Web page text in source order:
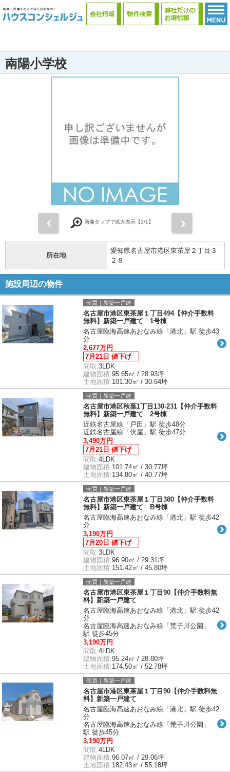
南陽小学校
画像タップで拡大表示【1/1】
所在地
愛知県名古屋市港区東茶屋２丁目３
２８
施設周辺の物件
売買｜新築一戸建
名古屋市港区東茶屋１丁目494【仲介手数料
無料】新築一戸建て 1号棟
名古屋臨海高速あおなみ線「港北」駅 徒歩43
分
2,677万円
7月21日 値下げ
間取:3LDK
建物面積:95.65㎡ / 28.93坪
土地面積:101.30㎡ / 30.64坪
売買｜新築一戸建
名古屋市港区秋葉1丁目130-231【仲介手数料
無料】新築一戸建て 2号棟
近鉄名古屋線「戸田」駅 徒歩48分
近鉄名古屋線「伏屋」駅 徒歩47分
3,490万円
7月21日 値下げ
間取:4LDK
建物面積:101.74㎡ / 30.77坪
土地面積:134.80㎡ / 40.77坪
売買｜新築一戸建
名古屋市港区東茶屋１丁目380【仲介手数料
無料】新築一戸建て B号棟
名古屋臨海高速あおなみ線「港北」駅 徒歩42
分
3,190万円
7月20日 値下げ
間取:3LDK
建物面積:96.90㎡ / 29.31坪
土地面積:151.42㎡ / 45.80坪
売買｜新築一戸建
名古屋市港区東茶屋１丁目90【仲介手数料無
料】新築一戸建て
名古屋臨海高速あおなみ線「港北」駅 徒歩42
分
名古屋臨海高速あおなみ線「荒子川公園」
駅 徒歩45分
3,190万円
間取:4LDK
建物面積:95.24㎡ / 28.80坪
土地面積:174.50㎡ / 52.78坪
売買｜新築一戸建
名古屋市港区東茶屋１丁目90【仲介手数料無
料】新築一戸建て
名古屋臨海高速あおなみ線「港北」駅 徒歩42
分
名古屋臨海高速あおなみ線「荒子川公園」
駅 徒歩45分
3,190万円
間取:4LDK
建物面積:96.07㎡ / 29.06坪
土地面積:182.43㎡ / 55.18坪